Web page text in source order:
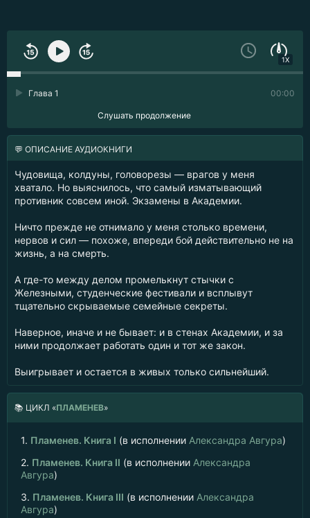
1X
00:00
Глава 1
Слушать продолжение
💬 ОПИСАНИЕ АУДИОКНИГИ
Чудовища, колдуны, головорезы — врагов у меня
хватало. Но выяснилось, что самый изматывающий
противник совсем иной. Экзамены в Академии.
Ничто прежде не отнимало у меня столько времени,
нервов и сил — похоже, впереди бой действительно не на
жизнь, а на смерть.
А где-то между делом промелькнут стычки с
Железными, студенческие фестивали и всплывут
тщательно скрываемые семейные секреты.
Наверное, иначе и не бывает: и в стенах Академии, и за
ними продолжает работать один и тот же закон.
Выигрывает и остается в живых только сильнейший.
📚 ЦИКЛ «ПЛАМЕНЕВ»
1. Пламенев. Книга I (в исполнении Александра Авгура)
2. Пламенев. Книга II (в исполнении Александра
Авгура)
3. Пламенев. Книга III (в исполнении Александра
Авгура)